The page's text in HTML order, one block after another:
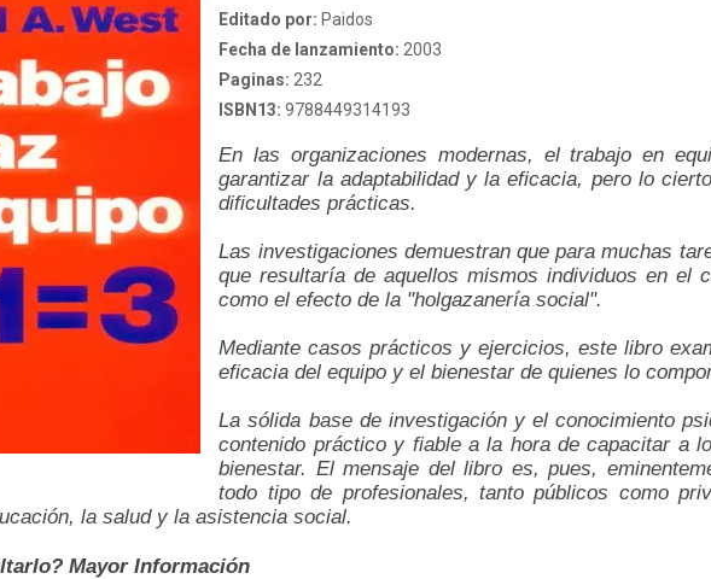
Editado por: Paidos
Fecha de lanzamiento: 2003
Paginas: 232
ISBN13: 9788449314193
En las organizaciones modernas, el trabajo en
garantizar la adaptabilidad y la eficacia, pero lo
dificultades prácticas.
Las investigaciones demuestran que para muchas
que resultaría de aquellos mismos individuos en el
como el efecto de la "holgazanería social".
Mediante casos prácticos y ejercicios, este libro
eficacia del equipo y el bienestar de quienes lo
La sólida base de investigación y el conocimiento
contenido práctico y fiable a la hora de capacitar a
bienestar. El mensaje del libro es, pues,
todo tipo de profesionales, tanto públicos como
la salud y la asistencia social.
Mayor Información